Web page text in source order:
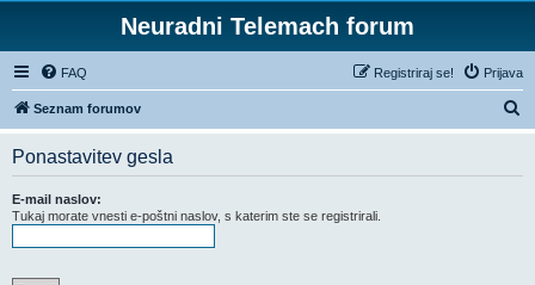
Neuradni Telemach forum
FAQ Prijava
Registriraj se!
Seznam forumov
s
Ponastavitev gesla
E-mail naslov:
Tukaj morate vnesti e-poštni naslov, s katerim ste se registrirali.